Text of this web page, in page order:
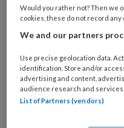
Management
Weekoverzicht
Ja, ik geef
van
Springer Media
Would you rather not? Then we
cookies, these do not record any
We and our partners
Use precise geolocation data.
identification. Store and/or
advertising and content,
audience research and services
List of Partners (vendors)